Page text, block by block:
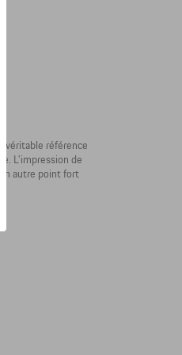
véritable référence
L'impression de
autre point fort